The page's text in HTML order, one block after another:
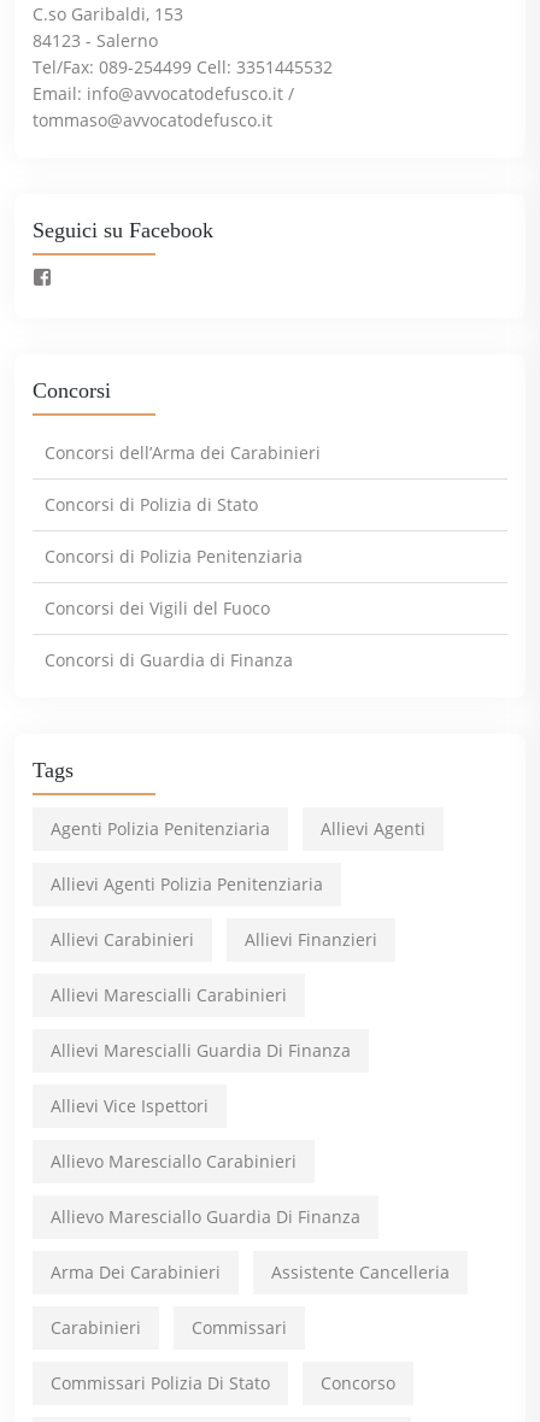
C.so Garibaldi, 153
84123 - Salerno
Tel/Fax: 089-254499 Cell: 3351445532
Email: info@avvocatodefusco.it /
tommaso@avvocatodefusco.it
Seguici su Facebook
Concorsi
Concorsi dell’Arma dei Carabinieri
Concorsi di Polizia di Stato
Concorsi di Polizia Penitenziaria
Concorsi dei Vigili del Fuoco
Concorsi di Guardia di Finanza
Tags
Agenti Polizia Penitenziaria Allievi Agenti
Allievi Agenti Polizia Penitenziaria
Allievi Carabinieri Allievi Finanzieri
Allievi Marescialli Carabinieri
Allievi Marescialli Guardia Di Finanza
Allievi Vice Ispettori
Allievo Maresciallo Carabinieri
Allievo Maresciallo Guardia Di Finanza
Arma Dei Carabinieri Assistente Cancelleria
Carabinieri Commissari
Commissari Polizia Di Stato Concorso